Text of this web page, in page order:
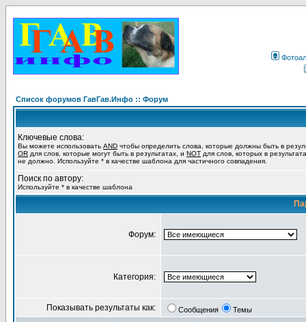
Список форумов ГавГав.Инфо :: Форум
Ключевые слова:
Вы можете использовать AND чтобы определить слова, которые должны быть в
OR для слов, которые могут быть в результатах, и NOT для слов, которых в
не должно. Используйте * в качестве шаблона для частичного совпадения.
Поиск по автору:
Используйте * в качестве шаблона
Форум:
Категория:
Показывать результаты как: Сообщения Темы